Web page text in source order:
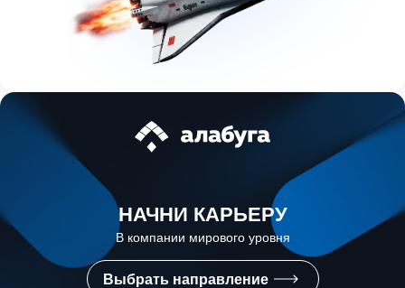
НАЧНИ КАРЬЕРУ
В компании мирового уровня
Выбрать направление